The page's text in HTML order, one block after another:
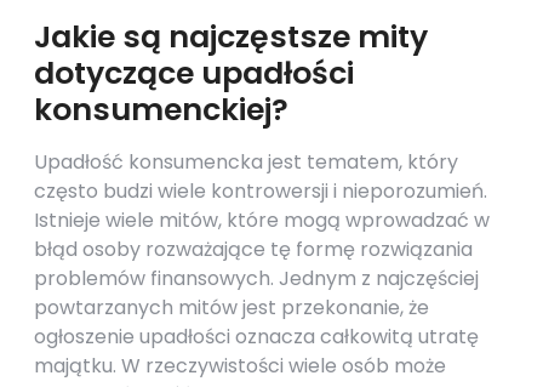
Jakie są najczęstsze mity
dotyczące upadłości
konsumenckiej?
Upadłość konsumencka jest tematem, który
często budzi wiele kontrowersji i nieporozumień.
Istnieje wiele mitów, które mogą wprowadzać w
błąd osoby rozważające tę formę rozwiązania
problemów finansowych. Jednym z najczęściej
powtarzanych mitów jest przekonanie, że
ogłoszenie upadłości oznacza całkowitą utratę
majątku. W rzeczywistości wiele osób może